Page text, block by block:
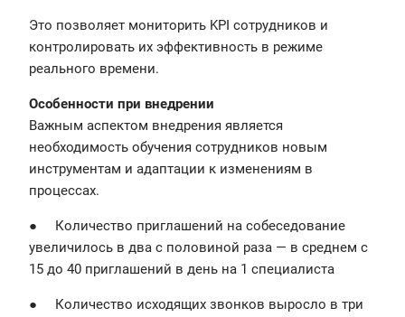
Это позволяет мониторить KPI сотрудников и
контролировать их эффективность в режиме
реального времени.
Особенности при внедрении
Важным аспектом внедрения является
необходимость обучения сотрудников новым
инструментам и адаптации к изменениям в
процессах.
● Количество приглашений на собеседование
увеличилось в два с половиной раза — в среднем с
15 до 40 приглашений в день на 1 специалиста
● Количество исходящих звонков выросло в три